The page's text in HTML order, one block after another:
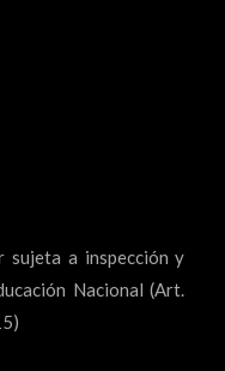
sujeta a inspección y
Nacional (Art.